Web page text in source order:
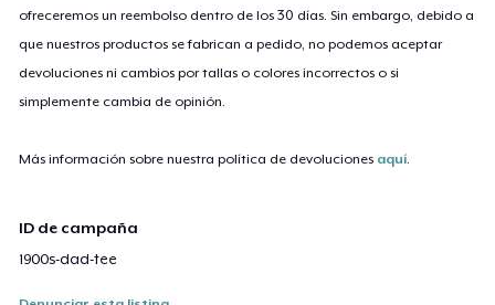
ofreceremos un reembolso dentro de los 30 días. Sin embargo, debido a
que nuestros productos se fabrican a pedido, no podemos aceptar
devoluciones ni cambios por tallas o colores incorrectos o si
simplemente cambia de opinión.
Más información sobre nuestra política de devoluciones aquí.
ID de campaña
1900s-dad-tee